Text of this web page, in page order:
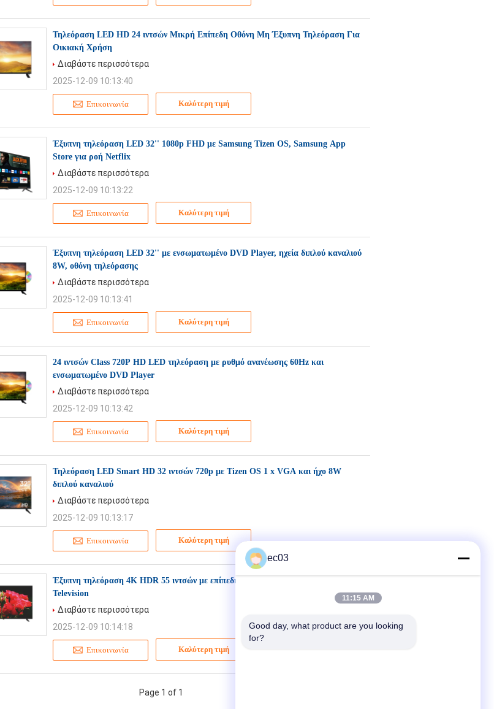
Τηλεόραση LED HD 24 ιντσών Μικρή Επίπεδη Οθόνη Μη Έξυπνη Τηλεόραση Για
Οικιακή Χρήση
Επικοινωνία Καλύτερη τιμή
Διαβάστε περισσότερα
2025-12-09 10:13:40
Έξυπνη τηλεόραση LED 32'' 1080p FHD με Samsung Tizen OS, Samsung App
Store για ροή Netflix
Επικοινωνία Καλύτερη τιμή
Διαβάστε περισσότερα
2025-12-09 10:13:22
Έξυπνη τηλεόραση LED 32'' με ενσωματωμένο DVD Player, ηχεία διπλού καναλιού
8W, οθόνη τηλεόρασης
Επικοινωνία Καλύτερη τιμή
Διαβάστε περισσότερα
2025-12-09 10:13:41
24 ιντσών Class 720P HD LED τηλεόραση με ρυθμό ανανέωσης 60Hz και
ενσωματωμένο DVD Player
Επικοινωνία Καλύτερη τιμή
Διαβάστε περισσότερα
2025-12-09 10:13:42
Τηλεόραση LED Smart HD 32 ιντσών 720p με Tizen OS 1 x VGA και ήχο 8W
διπλού καναλιού
Επικοινωνία Καλύτερη τιμή
Διαβάστε περισσότερα
2025-12-09 10:13:17
Έξυπνη τηλεόραση 4K HDR 55 ιντσών με επίπεδη οθόνη και Wi-Fi 2025 LED
Television
Επικοινωνία Καλύτερη τιμή
Διαβάστε περισσότερα
2025-12-09 10:14:18
Page 1 of 1
ec03
11:15 AM
Good day, what product are you looking
for?